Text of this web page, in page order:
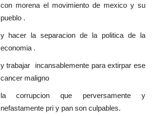
con morena el movimiento de mexico y su
pueblo .
y hacer la separacion de la politica de la
economia .
y trabajar incansablemente para extirpar ese
cancer maligno
la corrupcion que perversamente y
nefastamente pri y pan son culpables.